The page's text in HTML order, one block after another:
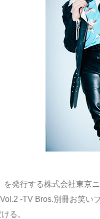
を発行する株式会社東京
Vol.2 -TV Bros.別冊お笑
る。